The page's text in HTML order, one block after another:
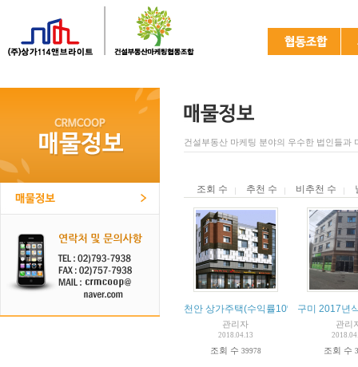
건설부동산 마케팅 분야의 우수한 법인들과
조회 수 추천 수 비추천 수
천안 상가주택(수익률10%)
관리자
2018.04.13
조회 수 39978
구미 2017년
관리
조회 수